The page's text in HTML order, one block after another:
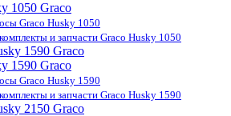
1050 Graco
Graco Husky 1050
и запчасти Graco Husky 1050
1590 Graco
Graco Husky 1590
и запчасти Graco Husky 1590